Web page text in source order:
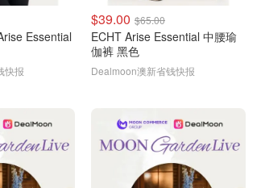
Essential
快报
$39.00 $65.00
ECHT Arise Essential 中腰瑜
伽裤 黑色
Dealmoon澳新省钱快报